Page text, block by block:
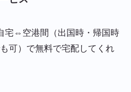
宅⇔空港間（出国時・帰国時
可）で無料で宅配してくれ